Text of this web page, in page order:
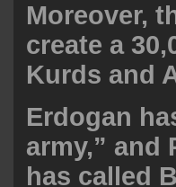
Moreover,
create a
Kurds and
Erdogan
army,” and
has called